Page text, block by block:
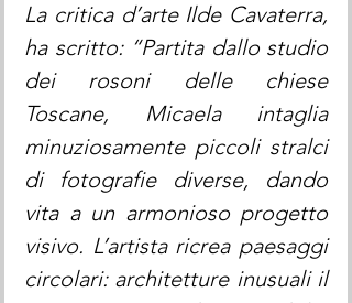
La critica d’arte Ilde Cavaterra,
ha scritto: “Partita dallo studio
dei rosoni delle chiese
Toscane, Micaela intaglia
minuziosamente piccoli stralci
di fotografie diverse, dando
vita a un armonioso progetto
visivo. L’artista ricrea paesaggi
circolari: architetture inusuali il